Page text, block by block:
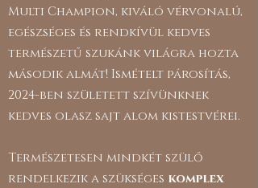
Multi Champion, kiváló vérvonalú,
egészséges és rendkívül kedves
természetű szukánk világra hozta
második almát! Ismételt párosítás,
2024-ben született szívünknek
kedves olasz sajt alom kistestvérei.
Természetesen mindkét szülő
rendelkezik a szükséges komplex